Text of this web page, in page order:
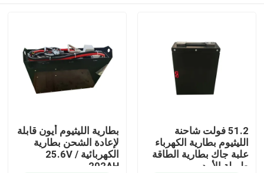
بيت
51.2 فولت شاحنة
الليثيوم بطارية الكهرباء
علبة جاك بطارية الطاقة
طويلة الأمد
بطارية الليثيوم أيون قابلة
لإعادة الشحن بطارية
الكهربائية 25.6V /
202AH